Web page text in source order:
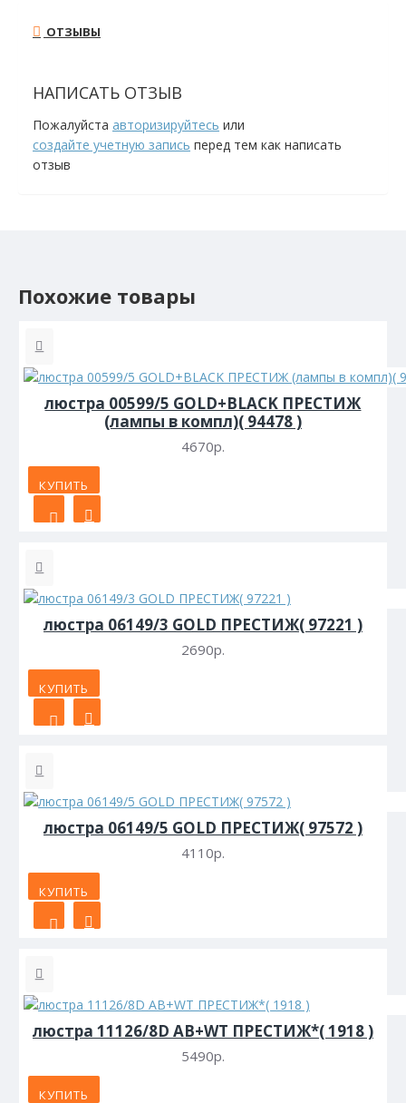
ОТЗЫВЫ
НАПИСАТЬ ОТЗЫВ
Пожалуйста авторизируйтесь или
создайте учетную запись перед тем как написать
отзыв
Похожие товары
люстра 00599/5 GOLD+BLACK ПРЕСТИЖ
(лампы в компл)( 94478 )
4670р.
КУПИТЬ
люстра 06149/3 GOLD ПРЕСТИЖ( 97221 )
2690р.
КУПИТЬ
люстра 06149/5 GOLD ПРЕСТИЖ( 97572 )
4110р.
КУПИТЬ
люстра 11126/8D AB+WT ПРЕСТИЖ*( 1918 )
5490р.
КУПИТЬ